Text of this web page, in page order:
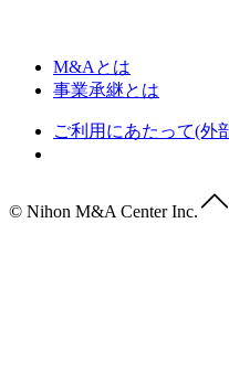
M&Aとは
事業承継とは
ご利用にあたって(外
© Nihon M&A Center Inc.